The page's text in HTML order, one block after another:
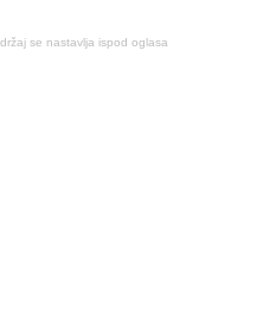
se nastavlja ispod oglasa